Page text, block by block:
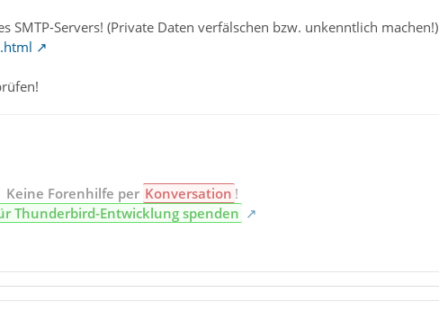
SMTP-Servers! (Private Daten verfälschen bzw. unkenntlich machen!)
Keine Forenhilfe per Konversation !
Thunderbird-Entwicklung spenden